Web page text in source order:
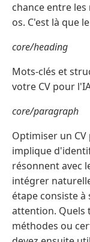
chance entre
os. C'est là que
core/heading
Mots-clés et
votre CV pour
core/paragraph
Optimiser un
implique
résonnent avec
intégrer
étape consiste
attention. Quels
méthodes ou